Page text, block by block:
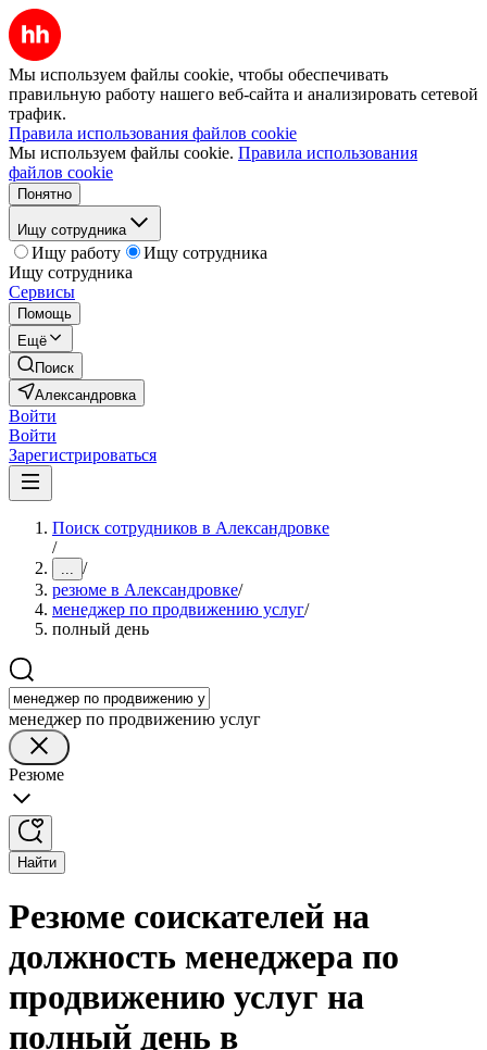
Мы используем файлы cookie, чтобы обеспечивать
правильную работу нашего веб-сайта и анализировать сетевой
трафик.
Правила использования файлов cookie
Мы используем файлы cookie. Правила использования
файлов cookie
Понятно
Ищу сотрудника
Ищу работу
Ищу сотрудника
Ищу сотрудника
Сервисы
Помощь
Ещё
Поиск
Александровка
Войти
Войти
Зарегистрироваться
Поиск сотрудников в Александровке
/
... /
резюме в Александровке/
менеджер по продвижению услуг/
полный день
менеджер по продвижению услуг
Резюме
Найти
Резюме соискателей на
должность менеджера по
продвижению услуг на
полный день в